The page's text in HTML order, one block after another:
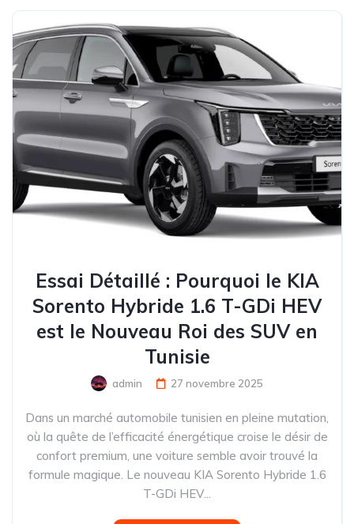
Essai Détaillé : Pourquoi le KIA
Sorento Hybride 1.6 T-GDi HEV
est le Nouveau Roi des SUV en
Tunisie
admin 27 novembre 2025
Dans un marché automobile tunisien en pleine mutation,
où la quête de l’efficacité énergétique croise le désir de
confort premium, une voiture semble avoir trouvé la
formule magique. Le nouveau KIA Sorento Hybride 1.6
T-GDi HEV...